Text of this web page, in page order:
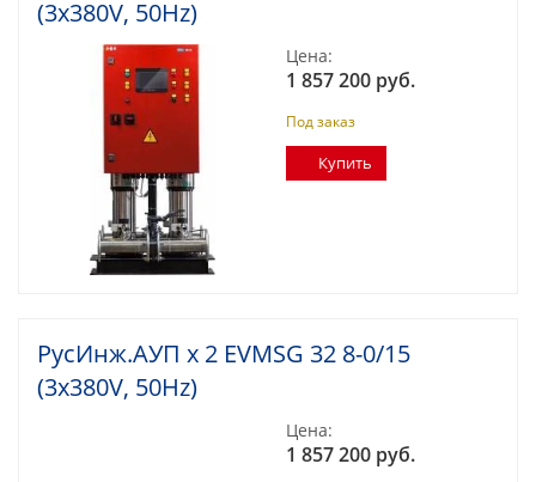
(3x380V, 50Hz)
Цена:
1 857 200 руб.
Под заказ
Купить
РусИнж.АУП х 2 EVMSG 32 8-0/15
(3x380V, 50Hz)
Цена:
1 857 200 руб.